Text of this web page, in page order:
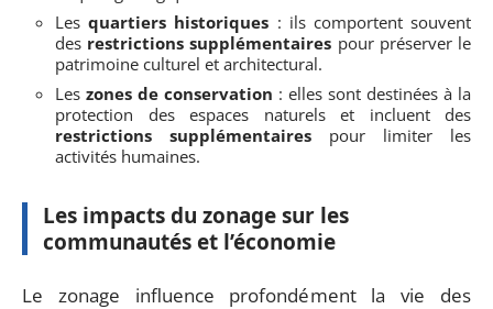
Lesquartiers historiques : ils comportent souvent
des restrictions supplémentaires pour préserver le
patrimoine culturel et architectural.
Les zones de conservation : elles sont destinées à la
protection des espaces naturels et incluent des
restrictions supplémentaires pour limiter les
activités humaines.
Les impacts du zonage sur les
communautés et l’économie
Le zonage influence profondément la vie des